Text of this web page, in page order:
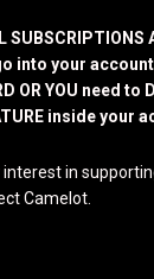
SUBSCRIPTIONS
into your
OR YOU need to
inside your
in
Camelot.